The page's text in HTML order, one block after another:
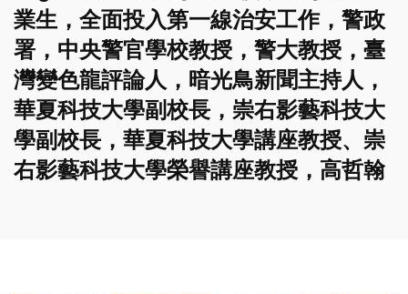
業生，全面投入第一線治安工作，警政
署，中央警官學校教授，警大教授，臺
灣變色龍評論人，暗光鳥新聞主持人，
華夏科技大學副校長，崇右影藝科技大
學副校長，華夏科技大學講座教授、崇
右影藝科技大學榮譽講座教授，高哲翰